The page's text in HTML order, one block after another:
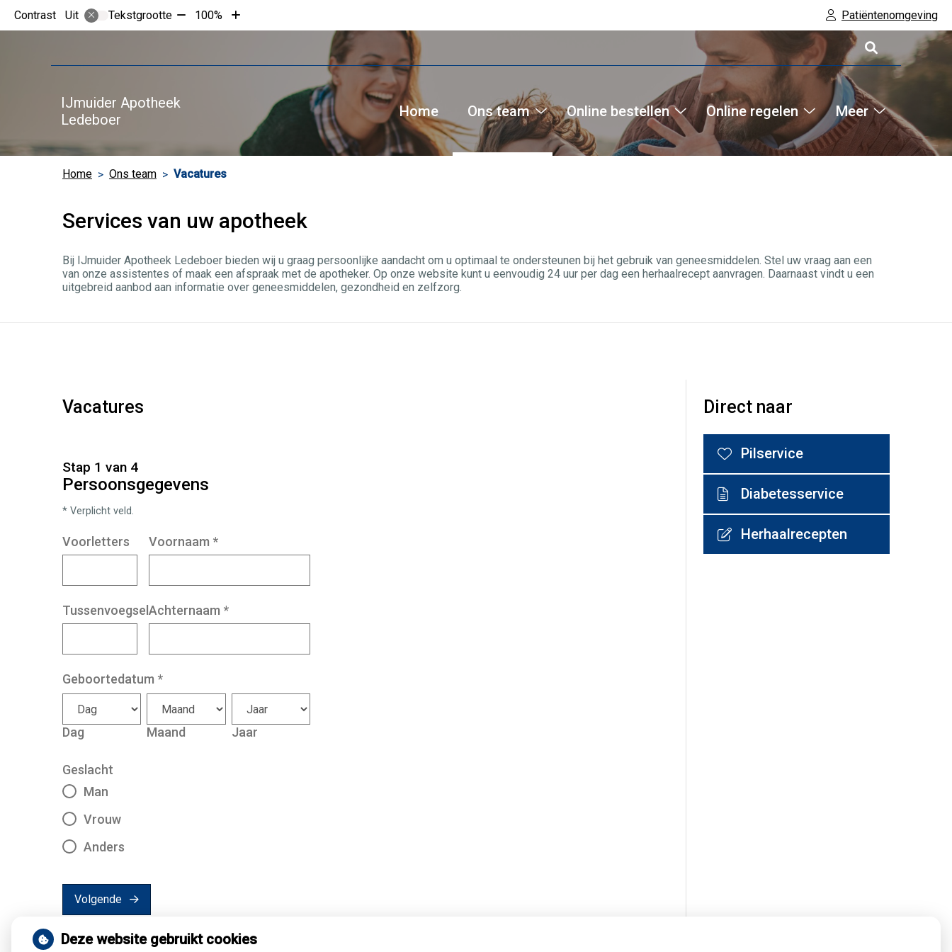
Contrast Uit Tekstgrootte Tekst
verkleinen
100%
Tekst
vergroten
Patiëntenomgeving
Home Ons team
Ons
team
Online bestellen
Online
bestellen
Online regelen
Online
regelen
Meer
Meer
submenu
IJmuider Apotheek
Ledeboer
Home Ons team Vacatures
Services van uw apotheek
Bij IJmuider Apotheek Ledeboer bieden wij u graag persoonlijke aandacht om u optimaal te ondersteunen bij het gebruik van geneesmiddelen. Stel uw vraag aan een
van onze assistentes of maak een afspraak met de apotheker. Op onze website kunt u eenvoudig 24 uur per dag een herhaalrecept aanvragen. Daarnaast vindt u een
uitgebreid aanbod aan informatie over geneesmiddelen, gezondheid en zelfzorg.
Vacatures
Stap 1 van 4
Persoonsgegevens
* Verplicht veld.
Voorletters Voornaam *
Tussenvoegsel Achternaam *
Geboortedatum *
Dag Maand Jaar
Geslacht
Man
Vrouw
Anders
Volgende
Direct naar
Pilservice
Diabetesservice
Herhaalrecepten
Deze website gebruikt cookies